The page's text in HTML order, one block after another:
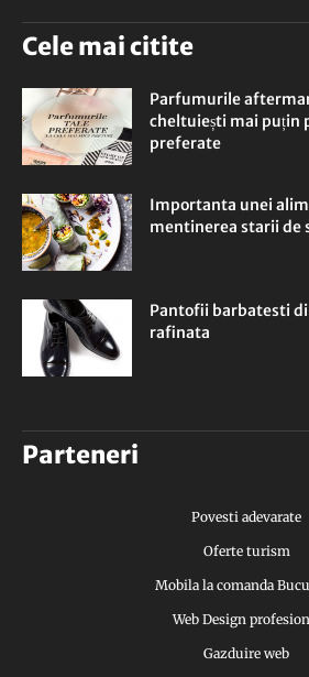
Cele mai citite
Parfumurile
cheltuiești mai puțin
preferate
Importanta unei
mentinerea starii de
Pantofii barbatesti
rafinata
Parteneri
Povesti adevarate
Oferte turism
Mobila la comanda
Web Design
Gazduire web